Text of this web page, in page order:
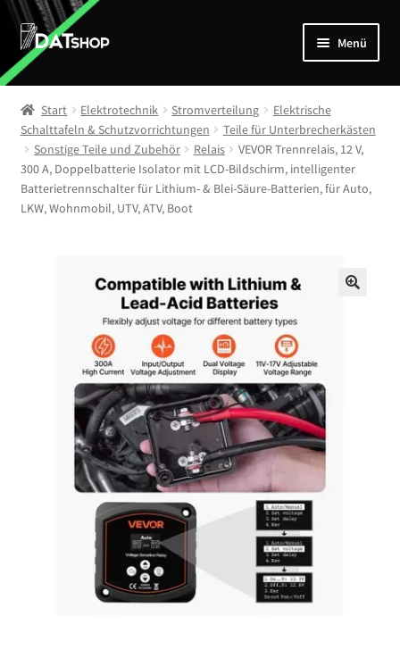
Zur
Navigation
springen
Zum
Inhalt
springen
Menü
Home
Shop
öffnen
Mein Account
Start Elektrotechnik Stromverteilung
Elektrische
Schalttafeln & Schutzvorrichtungen
Teile für Unterbrecherkästen
Sonstige Teile und Zubehör
Relais
VEVOR Trennrelais, 12 V,
300 A, Doppelbatterie Isolator mit LCD-Bildschirm, intelligenter
Batterietrennschalter für Lithium- & Blei-Säure-Batterien, für Auto,
LKW, Wohnmobil, UTV, ATV, Boot